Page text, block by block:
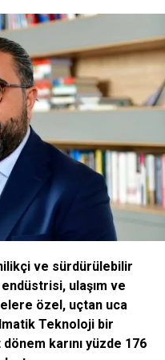
100.000TL’ye
projeleri için
hayata
tarafından
mentorluklarla projelerini
Eksim Holding
tarafından yatırım
sayede girişim
gelişmesini
ekiplerin ürünlerinin
daha büyük
yatırım alması; Dicle
projeleri ve
Bu esnada Eksim
ve sürdürülebilir
ulaşım ve
özel, uçtan uca
Teknoloji bir
karını yüzde 176